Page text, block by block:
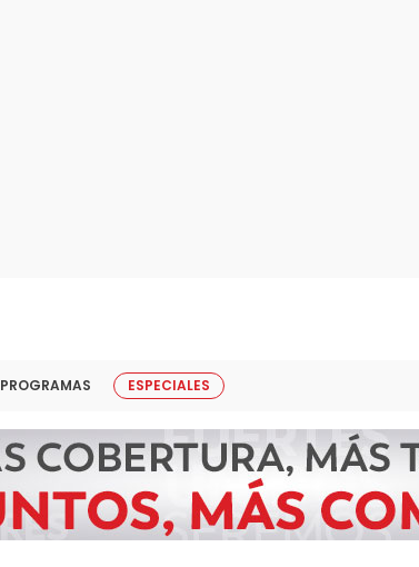
PROGRAMAS ESPECIALES